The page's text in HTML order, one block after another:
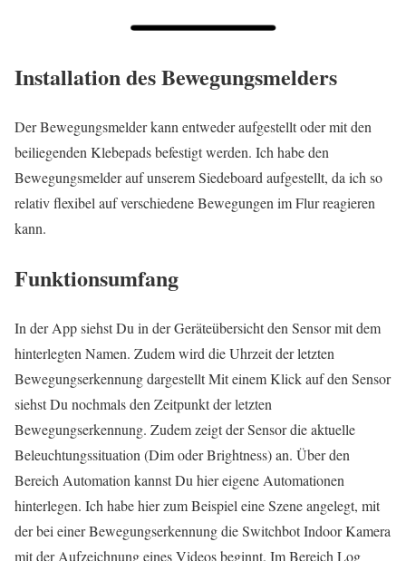
Installation des Bewegungsmelders
Der Bewegungsmelder kann entweder aufgestellt oder mit den
beiliegenden Klebepads befestigt werden. Ich habe den
Bewegungsmelder auf unserem Siedeboard aufgestellt, da ich so
relativ flexibel auf verschiedene Bewegungen im Flur reagieren
kann.
Funktionsumfang
In der App siehst Du in der Geräteübersicht den Sensor mit dem
hinterlegten Namen. Zudem wird die Uhrzeit der letzten
Bewegungserkennung dargestellt Mit einem Klick auf den Sensor
siehst Du nochmals den Zeitpunkt der letzten
Bewegungserkennung. Zudem zeigt der Sensor die aktuelle
Beleuchtungssituation (Dim oder Brightness) an. Über den
Bereich Automation kannst Du hier eigene Automationen
hinterlegen. Ich habe hier zum Beispiel eine Szene angelegt, mit
der bei einer Bewegungserkennung die Switchbot Indoor Kamera
mit der Aufzeichnung eines Videos beginnt. Im Bereich Log